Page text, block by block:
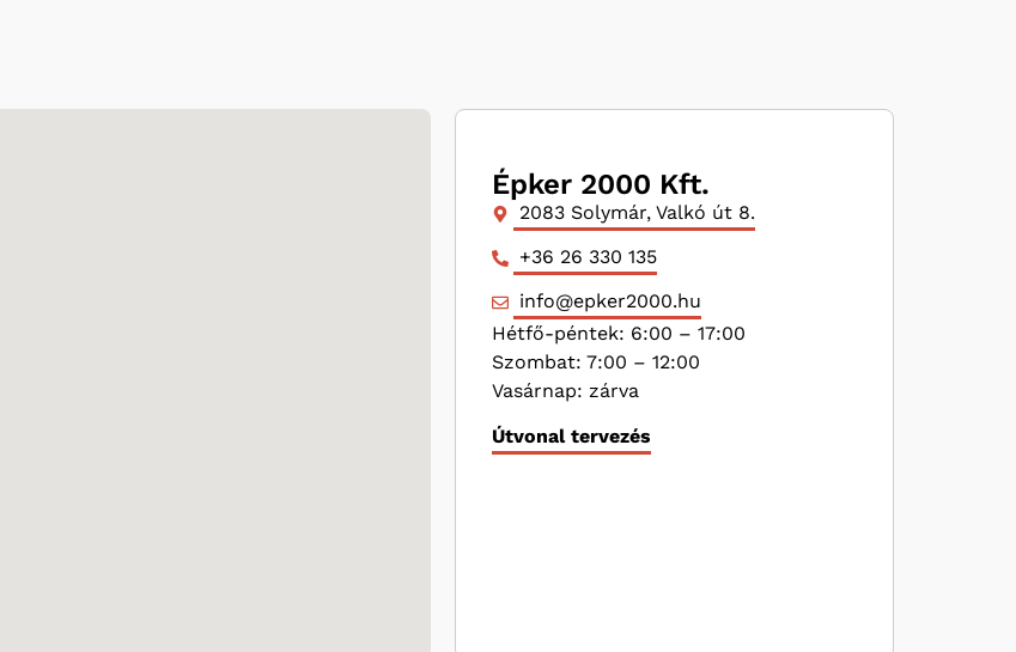
Épker 2000 Kft.
2083 Solymár, Valkó út 8.
+36 26 330 135
info@epker2000.hu
Hétfő-péntek: 6:00 – 17:00
Szombat: 7:00 – 12:00
Vasárnap: zárva
Útvonal tervezés